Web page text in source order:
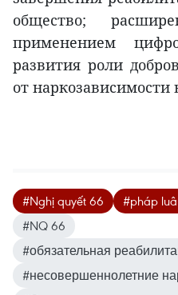
общество;
применением
развития роли
от наркозависимости
#Nghị quyết 66 #pháp
#NQ 66
#обязательная
#несовершеннолетние